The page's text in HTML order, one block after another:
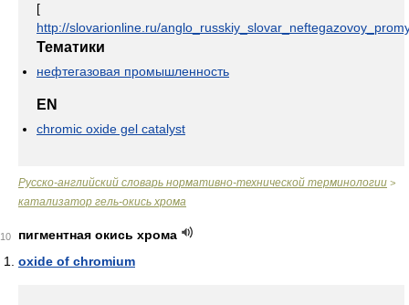
[
http://slovarionline.ru/
Тематики
нефтегазовая промышленность
EN
chromic oxide gel catalyst
Русско-английский словарь нормативно-технической терминологии >
катализатор гель-окись хрома
10
пигментная окись хрома
oxide of chromium